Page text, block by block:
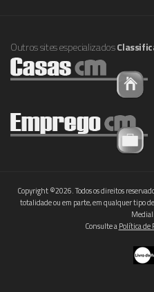
Outros sites especializados
Copyright ©2026. Todos os direitos
totalidade ou em parte, em qualquer tipo
Consulte aPolítica de